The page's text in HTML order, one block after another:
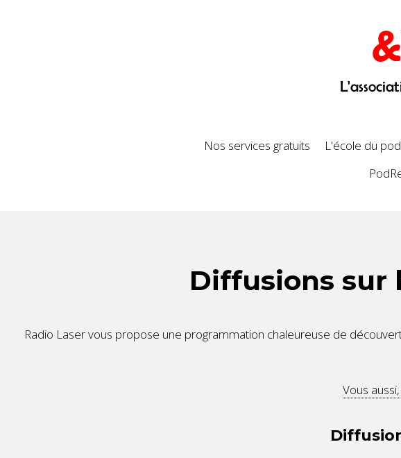
&
Nos services gratuits L'école du
Diffusions sur
Radio Laser vous propose une programmation chaleureuse de
Vous